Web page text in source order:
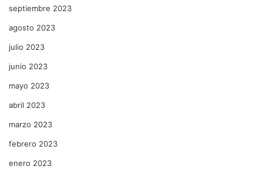
septiembre 2023
agosto 2023
julio 2023
junio 2023
mayo 2023
abril 2023
marzo 2023
febrero 2023
enero 2023